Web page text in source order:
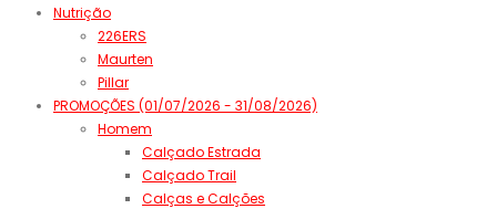
Nutrição
226ERS
Maurten
Pillar
PROMOÇÕES (01/07/2026 - 31/08/2026)
Homem
Calçado Estrada
Calçado Trail
Calças e Calções